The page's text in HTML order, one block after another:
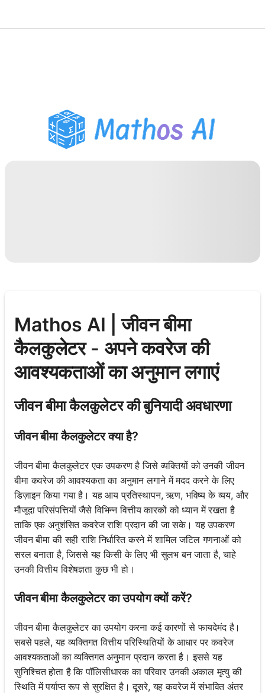
PDF होमवर्क सहायक
अध्ययन उपकरण
Mathos AI | जीवन बीमा
कैलकुलेटर - अपने कवरेज की
आवश्यकताओं का अनुमान लगाएं
जीवन बीमा कैलकुलेटर की बुनियादी अवधारणा
जीवन बीमा कैलकुलेटर क्या है?
जीवन बीमा कैलकुलेटर एक उपकरण है जिसे व्यक्तियों को उनकी जीवन
बीमा कवरेज की आवश्यकता का अनुमान लगाने में मदद करने के लिए
डिज़ाइन किया गया है। यह आय प्रतिस्थापन, ऋण, भविष्य के व्यय, और
मौजूदा परिसंपत्तियों जैसे विभिन्न वित्तीय कारकों को ध्यान में रखता है
ताकि एक अनुशंसित कवरेज राशि प्रदान की जा सके। यह उपकरण
जीवन बीमा की सही राशि निर्धारित करने में शामिल जटिल गणनाओं को
सरल बनाता है, जिससे यह किसी के लिए भी सुलभ बन जाता है, चाहे
उनकी वित्तीय विशेषज्ञता कुछ भी हो।
जीवन बीमा कैलकुलेटर का उपयोग क्यों करें?
जीवन बीमा कैलकुलेटर का उपयोग करना कई कारणों से फायदेमंद है।
सबसे पहले, यह व्यक्तिगत वित्तीय परिस्थितियों के आधार पर कवरेज
आवश्यकताओं का व्यक्तिगत अनुमान प्रदान करता है। इससे यह
सुनिश्चित होता है कि पॉलिसीधारक का परिवार उनकी अकाल मृत्यु की
स्थिति में पर्याप्त रूप से सुरक्षित है। दूसरे, यह कवरेज में संभावित अंतर